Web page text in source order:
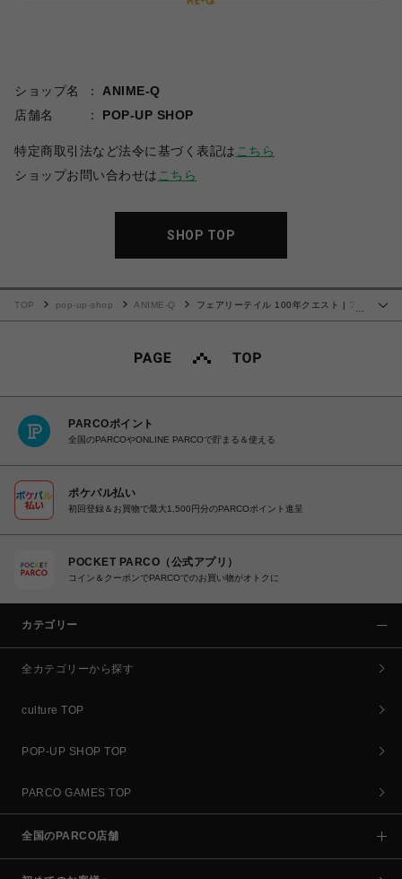
ショップ名
ANIME-Q
店舗名
POP-UP SHOP
特定商取引法など法令に基づく表記は こちら
ショップお問い合わせは こちら
SHOP TOP
TOP pop-up-shop ANIME-Q
フェアリーテイル 100年クエスト | ア
PARCOポイント
全国のPARCOやONLINE PARCOで貯まる＆使える
ポケパル払い
初回登録＆お買物で最大1,500円分のPARCOポイント進呈
POCKET PARCO（公式アプリ）
コイン＆クーポンでPARCOでのお買い物がオトクに
カテゴリー
全カテゴリーから探す
culture TOP
POP-UP SHOP TOP
PARCO GAMES TOP
全国のPARCO店舗